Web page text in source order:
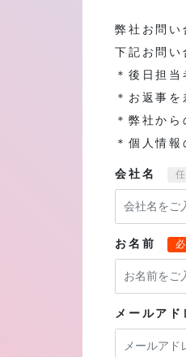
弊社お問
下記お問い
＊後日担
＊お返事
＊弊社か
＊個人情
会社名
お名前
メールアド